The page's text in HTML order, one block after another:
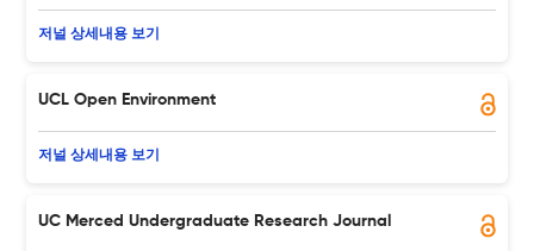
저널 상세내용 보기
UCL Open Environment
저널 상세내용 보기
UC Merced Undergraduate Research Journal